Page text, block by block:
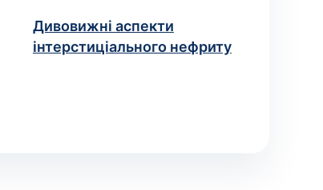
Дивовижні аспекти
інтерстиціального нефриту